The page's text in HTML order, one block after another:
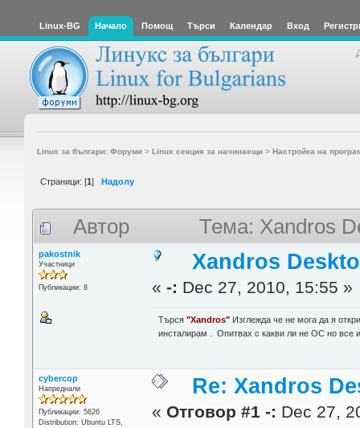
Linux-BG Начало Помощ Търси Календар Вход
Linux за българи: Форуми> Linux секция за начинаещи> Настройка на
Страници: [1] Надолу
Автор Тема: Xandros
pakostnik
Участници
Публикации: 8
Xandros
«-: Dec 27, 2010, 15:55 »
Търся"Xandros" Изглежда че не мога да я
инсталирам . Опитвах с какви ли не ОС но все
cybercop
Напреднали
Публикации: 5626
Distribution: Ubuntu LTS,
Re: Xandros
« Отговор #1 -: Dec 27,